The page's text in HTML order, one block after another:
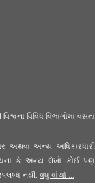
વિવિધ વિભાગોમાં વસતા
અથવા અન્ય અધિકારધારી
કે અન્ય લેખો કોઈ પણ
નથી. વધુ વાંચો ...